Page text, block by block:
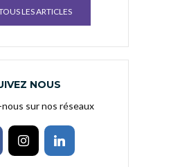
LES ARTICLES
NOUS
sur nos réseaux